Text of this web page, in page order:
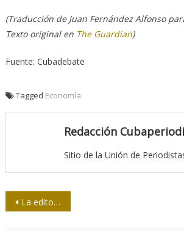
(Traducción de Juan Fernández Alfonso
Texto original en The Guardian)
Fuente: Cubadebate
Tagged Economía
Redacción
Sitio de la Unión de
Navegación
La editorial Pablo habla del periodista y revolucionario